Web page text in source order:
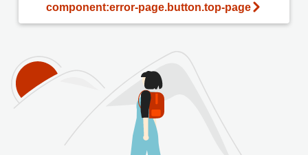
component:error-page.button.top-page